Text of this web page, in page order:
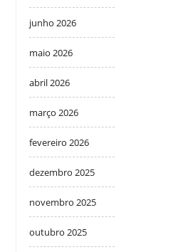
junho 2026
maio 2026
abril 2026
março 2026
fevereiro 2026
dezembro 2025
novembro 2025
outubro 2025